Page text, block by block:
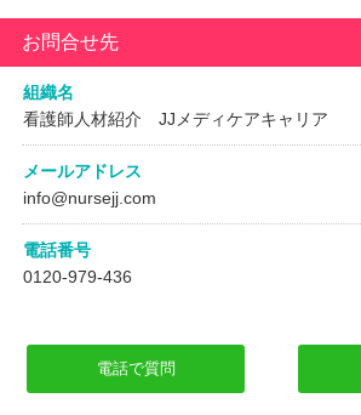
お問合せ先
組織名
看護師人材紹介 JJメディケアキャリア
メールアドレス
info@nursejj.com
電話番号
0120-979-436
電話で質問